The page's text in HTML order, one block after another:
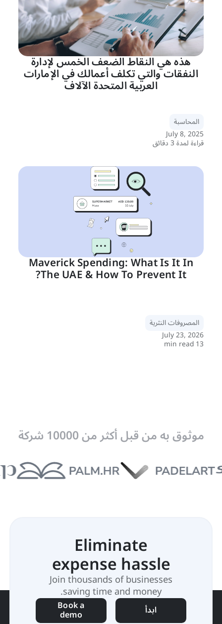
هذه هي النقاط الضعف الخمس لإدارة
النفقات والتي تكلف أعمالك في الإمارات
العربية المتحدة الآلاف
المحاسبة
July 8, 2025
قراءة لمدة 3 دقائق
Maverick Spending: What Is It In
The UAE & How To Prevent It?
المصروفات النثرية
July 23, 2026
13 min read
موثوق به من قبل أكثر من 10000 شركة
Eliminate
expense hassle
Join thousands of businesses
saving time and money.
ابدأ Book a
demo